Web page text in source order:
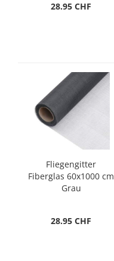
28.95 CHF
Fliegengitter
Fiberglas 60x1000 cm
Grau
28.95 CHF